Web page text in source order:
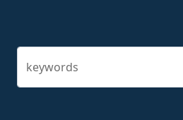
keywords